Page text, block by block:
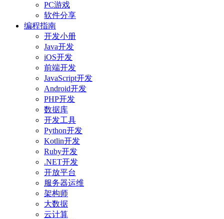
PC游戏
软件分享
编程指南
开发小册
Java开发
iOS开发
前端开发
JavaScript开发
Android开发
PHP开发
数据库
开发工具
Python开发
Kotlin开发
Ruby开发
.NET开发
开放平台
服务器运维
架构师
大数据
云计算